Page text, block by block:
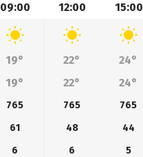
09:00 12:00 15:00
19° 22° 24°
19° 22° 24°
765 765 765
61 48 44
6 6 5